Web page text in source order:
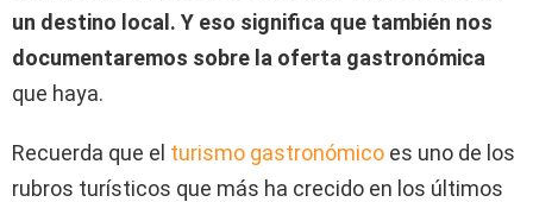
un destino local. Y eso significa que también nos
documentaremos sobre la oferta gastronómica
que haya.
Recuerda que el turismo gastronómico es uno de los
rubros turísticos que más ha crecido en los últimos